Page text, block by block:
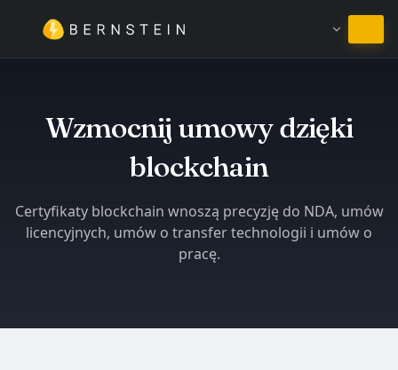
Pozostań w języku Polski
Wzmocnij umowy dzięki
blockchain
Certyfikaty blockchain wnoszą precyzję do NDA, umów
licencyjnych, umów o transfer technologii i umów o
pracę.